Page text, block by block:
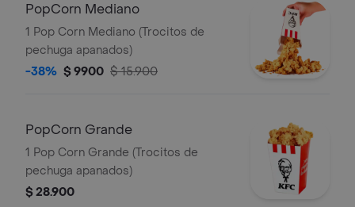
PopCorn Mediano
1 Pop Corn Mediano (Trocitos de
pechuga apanados)
-38% $ 9900 $ 15.900
PopCorn Grande
1 Pop Corn Grande (Trocitos de
pechuga apanados)
$ 28.900